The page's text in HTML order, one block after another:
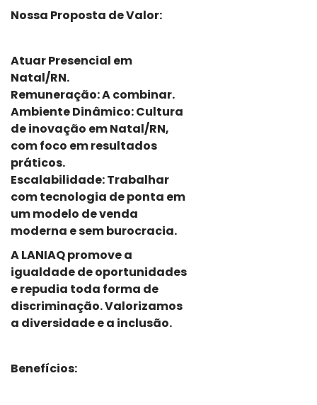
Nossa Proposta de Valor:
Atuar Presencial em
Natal/RN.
Remuneração: A combinar.
Ambiente Dinâmico: Cultura
de inovação em Natal/RN,
com foco em resultados
práticos.
Escalabilidade: Trabalhar
com tecnologia de ponta em
um modelo de venda
moderna e sem burocracia.
A LANIAQ promove a
igualdade de oportunidades
e repudia toda forma de
discriminação. Valorizamos
a diversidade e a inclusão.
Benefícios: